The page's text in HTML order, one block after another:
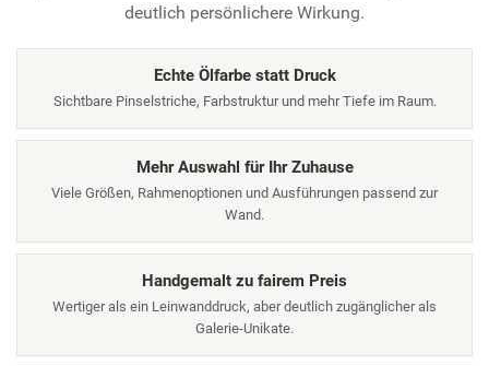
deutlich persönlichere Wirkung.
Echte Ölfarbe statt Druck
Sichtbare Pinselstriche, Farbstruktur und mehr Tiefe im Raum.
Mehr Auswahl für Ihr Zuhause
Viele Größen, Rahmenoptionen und Ausführungen passend zur
Wand.
Handgemalt zu fairem Preis
Wertiger als ein Leinwanddruck, aber deutlich zugänglicher als
Galerie-Unikate.